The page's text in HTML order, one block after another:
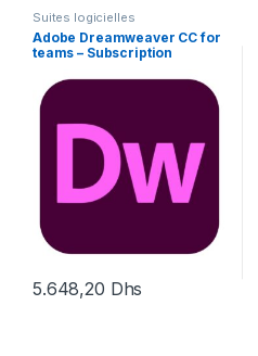
Suites logicielles
Adobe Dreamweaver CC for
teams – Subscription
5.648,20 Dhs